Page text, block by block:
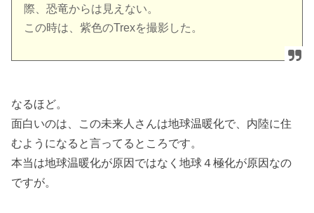
際、恐竜からは見えない。
この時は、紫色のTrexを撮影した。
なるほど。
面白いのは、この未来人さんは地球温暖化で、内陸に住
むようになると言ってるところです。
本当は地球温暖化が原因ではなく地球４極化が原因なの
ですが。